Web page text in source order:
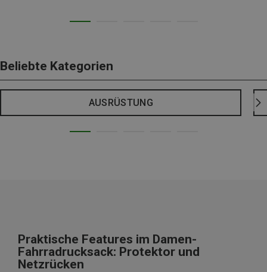
Beliebte Kategorien
AUSRÜSTUNG
Praktische Features im Damen-
Fahrradrucksack: Protektor und
Netzrücken